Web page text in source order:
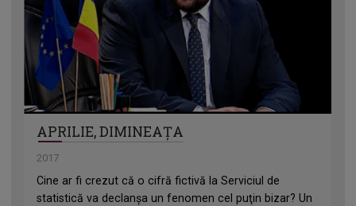
APRILIE, DIMINEAȚA
2017
Cine ar fi crezut că o cifră fictivă la Serviciul de
statistică va declanşa un fenomen cel puţin bizar? Un